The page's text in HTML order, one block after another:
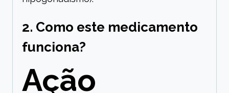
2. Como este medicamento
funciona?
Ação